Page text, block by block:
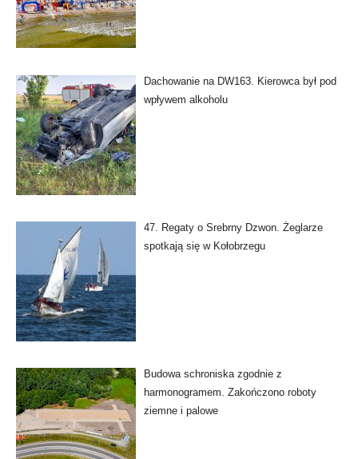
Dachowanie na DW163. Kierowca był pod
wpływem alkoholu
47. Regaty o Srebrny Dzwon. Żeglarze
spotkają się w Kołobrzegu
Budowa schroniska zgodnie z
harmonogramem. Zakończono roboty
ziemne i palowe